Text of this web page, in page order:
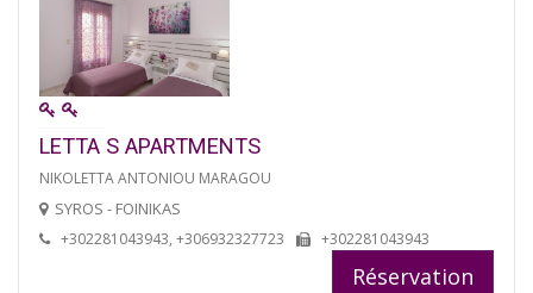
LETTA S APARTMENTS
NIKOLETTA ANTONIOU MARAGOU
SYROS - FOINIKAS
+302281043943, +306932327723 +302281043943
Réservation